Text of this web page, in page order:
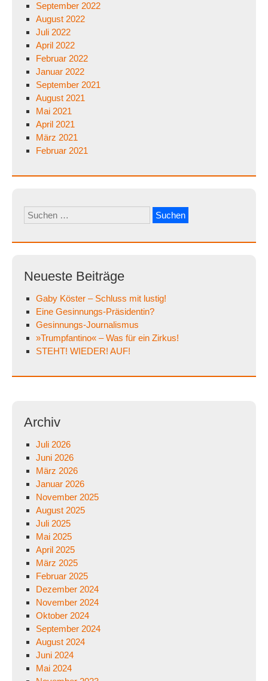
September 2022
August 2022
Juli 2022
April 2022
Februar 2022
Januar 2022
September 2021
August 2021
Mai 2021
April 2021
März 2021
Februar 2021
Suchen
nach:
Neueste Beiträge
Gaby Köster – Schluss mit lustig!
Eine Gesinnungs-Präsidentin?
Gesinnungs-Journalismus
»Trumpfantino« – Was für ein Zirkus!
STEHT! WIEDER! AUF!
Archiv
Juli 2026
Juni 2026
März 2026
Januar 2026
November 2025
August 2025
Juli 2025
Mai 2025
April 2025
März 2025
Februar 2025
Dezember 2024
November 2024
Oktober 2024
September 2024
August 2024
Juni 2024
Mai 2024